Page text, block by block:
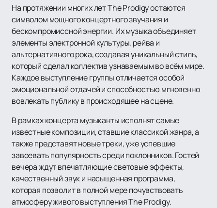
На протяжении многих лет The Prodigy остаются
символом мощного концертного звучания и
бескомпромиссной энергии. Их музыка объединяет
элементы электронной культуры, рейва и
альтернативного рока, создавая уникальный стиль,
который сделал коллектив узнаваемым во всём мире.
Каждое выступление группы отличается особой
эмоциональной отдачей и способностью мгновенно
вовлекать публику в происходящее на сцене.
В рамках концерта музыканты исполнят самые
известные композиции, ставшие классикой жанра, а
также представят новые треки, уже успевшие
завоевать популярность среди поклонников. Гостей
вечера ждут впечатляющие световые эффекты,
качественный звук и насыщенная программа,
которая позволит в полной мере почувствовать
атмосферу живого выступления The Prodigy.